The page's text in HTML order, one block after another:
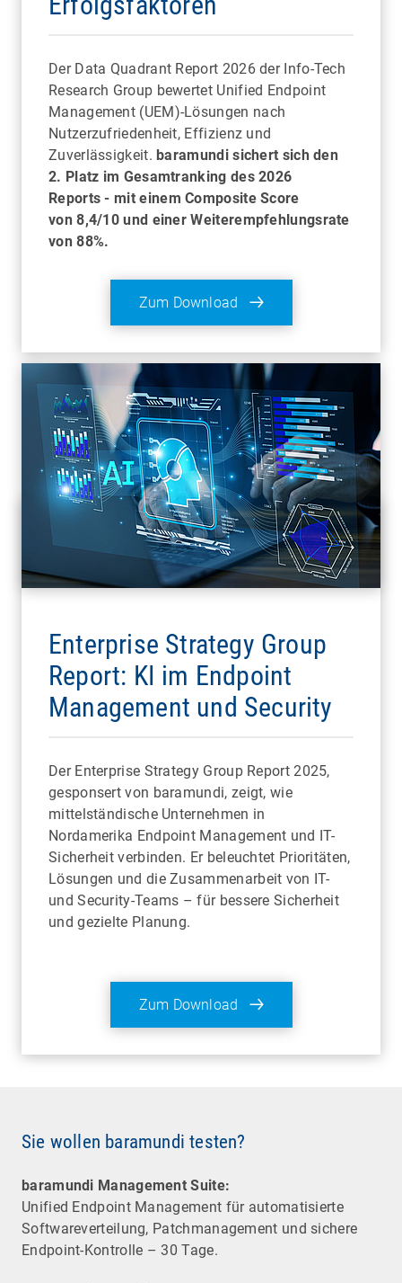
Der Data Quadrant Report 2026 der Info-Tech
Research Group bewertet Unified Endpoint
Management (UEM)-Lösungen nach
Nutzerzufriedenheit, Effizienz und
Zuverlässigkeit. baramundi sichert sich den
2. Platz im Gesamtranking des 2026
Reports - mit einem Composite Score
von 8,4/10 und einer Weiterempfehlungsrate
von 88%.
Zum Download
Enterprise Strategy Group
Report: KI im Endpoint
Management und Security
Der Enterprise Strategy Group Report 2025,
gesponsert von baramundi, zeigt, wie
mittelständische Unternehmen in
Nordamerika Endpoint Management und IT-
Sicherheit verbinden. Er beleuchtet Prioritäten,
Lösungen und die Zusammenarbeit von IT-
und Security-Teams – für bessere Sicherheit
und gezielte Planung.
Zum Download
Sie wollen baramundi testen?
baramundi Management Suite:
Unified Endpoint Management für automatisierte
Software­verteilung, Patchmanagement und sichere
Endpoint-Kontrolle – 30 Tage.